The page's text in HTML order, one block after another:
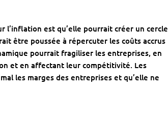
l’inflation est qu’elle pourrait créer un cercle
être poussée à répercuter les coûts accrus
pourrait fragiliser les entreprises, en
et en affectant leur compétitivité. Les
les marges des entreprises et qu’elle ne